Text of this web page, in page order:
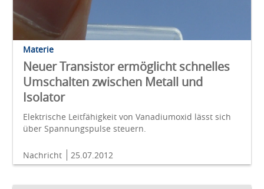
Materie
Neuer Transistor ermöglicht schnelles
Umschalten zwischen Metall und
Isolator
Elektrische Leitfähigkeit von Vanadiumoxid lässt sich
über Spannungspulse steuern.
Nachricht 25.07.2012